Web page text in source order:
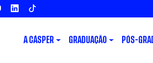
YOUTUBELINKEDIN
A CÁSPER GRADUAÇÃO PÓS-